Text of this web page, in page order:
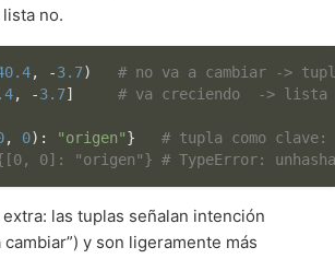
no.
, -3.7) # no va a cambiar ->
, -3.7] # va creciendo  -> lista
, 0): "origen"} # tupla como clave:
0]: "origen"} # TypeError:
las tuplas señalan intención
y son ligeramente más